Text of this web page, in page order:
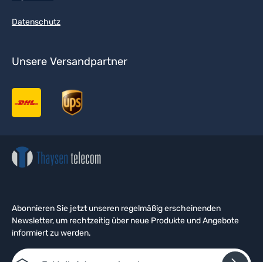
Datenschutz
Unsere Versandpartner
Abonnieren Sie jetzt unseren regelmäßig erscheinenden
Newsletter, um rechtzeitig über neue Produkte und Angebote
informiert zu werden.
E-Mail-Adresse*